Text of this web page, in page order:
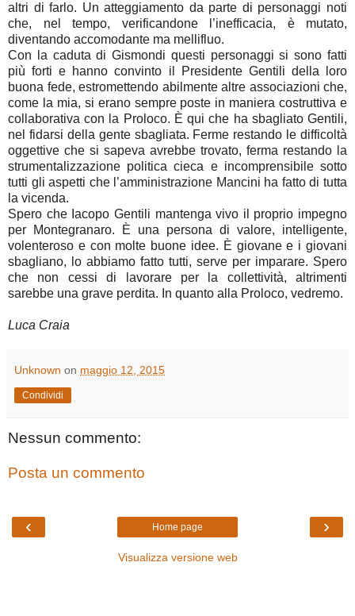
altri di farlo. Un atteggiamento da parte di personaggi noti
che, nel tempo, verificandone l’inefficacia, è mutato,
diventando accomodante ma mellifluo.
Con la caduta di Gismondi questi personaggi si sono fatti
più forti e hanno convinto il Presidente Gentili della loro
buona fede, estromettendo abilmente altre associazioni che,
come la mia, si erano sempre poste in maniera costruttiva e
collaborativa con la Proloco. È qui che ha sbagliato Gentili,
nel fidarsi della gente sbagliata. Ferme restando le difficoltà
oggettive che si sapeva avrebbe trovato, ferma restando la
strumentalizzazione politica cieca e incomprensibile sotto
tutti gli aspetti che l’amministrazione Mancini ha fatto di tutta
la vicenda.
Spero che Iacopo Gentili mantenga vivo il proprio impegno
per Montegranaro. È una persona di valore, intelligente,
volenteroso e con molte buone idee. È giovane e i giovani
sbagliano, lo abbiamo fatto tutti, serve per imparare. Spero
che non cessi di lavorare per la collettività, altrimenti
sarebbe una grave perdita. In quanto alla Proloco, vedremo.
Luca Craia
Unknown on maggio 12, 2015
Condividi
Nessun commento:
Posta un commento
‹ ›
Home page
Visualizza versione web